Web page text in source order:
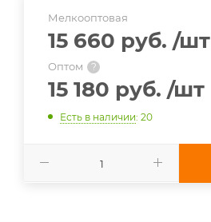
Мелкооптовая
15 660 руб. /шт
Оптом ?
15 180 руб. /шт
Есть в наличии: 20